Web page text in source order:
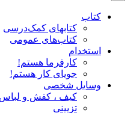
کتاب
کتابهای کمک‌درسی
کتاب‌های عمومی
استخدام
کارفرما هستم!
جویای کار هستم!
وسایل شخصی
کیف ، کفش و لباس
تزیینی